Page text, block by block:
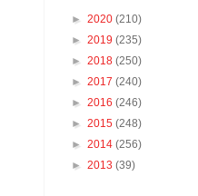
► 2020 (210)
► 2019 (235)
► 2018 (250)
► 2017 (240)
► 2016 (246)
► 2015 (248)
► 2014 (256)
► 2013 (39)